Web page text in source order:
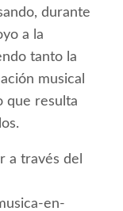
durante
a la
tanto la
musical
que resulta
a través del
en-